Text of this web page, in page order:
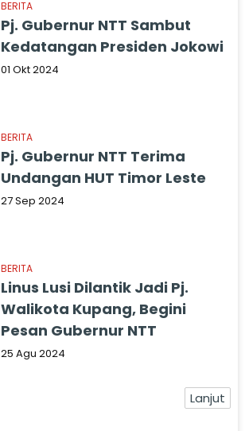
BERITA
Pj. Gubernur NTT Sambut
Kedatangan Presiden Jokowi
01 Okt 2024
BERITA
Pj. Gubernur NTT Terima
Undangan HUT Timor Leste
27 Sep 2024
BERITA
Linus Lusi Dilantik Jadi Pj.
Walikota Kupang, Begini
Pesan Gubernur NTT
25 Agu 2024
Lanjut